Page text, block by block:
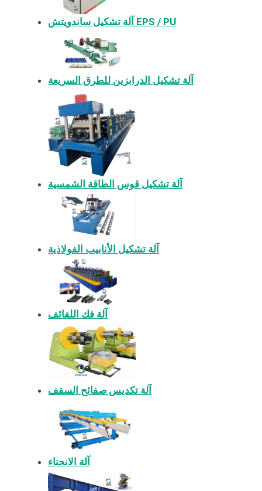
آلة تشكيل ساندويتش EPS / PU
آلة تشكيل الدرابزين للطرق السريعة
آلة تشكيل قوس الطاقة الشمسية
آلة تشكيل الأنابيب الفولاذية
آلة فك اللفائف
آلة تكديس صفائح السقف
آلة الانحناء